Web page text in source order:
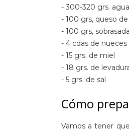
- 300-320 grs.
- 100 grs, queso
- 100 grs,
- 4 cdas de nueces
- 15 grs. de miel
- 18 grs. de
- 5 grs. de sal
Cómo
Vamos a tener